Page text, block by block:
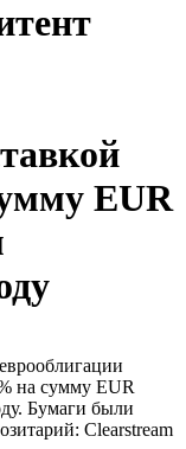
EUR
на сумму EUR
Бумаги были
Clearstream